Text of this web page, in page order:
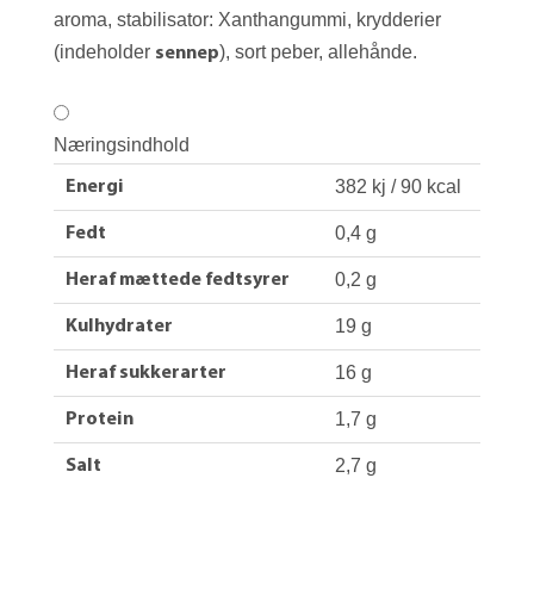
aroma, stabilisator: Xanthangummi, krydderier
(indeholder sennep), sort peber, allehånde.
Næringsindhold
Energi 382 kj / 90 kcal
Fedt 0,4 g
Heraf mættede fedtsyrer 0,2 g
Kulhydrater 19 g
Heraf sukkerarter 16 g
Protein 1,7 g
Salt 2,7 g